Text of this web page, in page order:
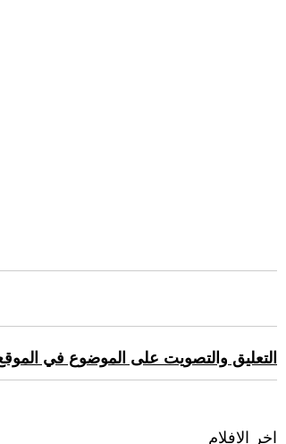
التعليق والتصويت على الموضوع في
اخر الافلام